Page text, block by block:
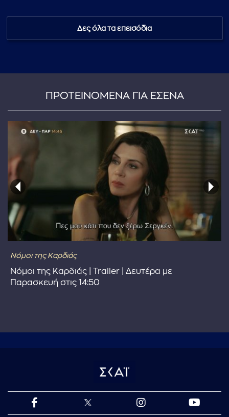
Δες όλα τα επεισόδια
ΠΡΟΤΕΙΝΟΜΕΝΑ ΓΙΑ ΕΣΕΝΑ
Νόμοι της Καρδιάς
Νόμοι της Καρδιάς | Trailer | Δευτέρα με
Παρασκευή στις 14:50